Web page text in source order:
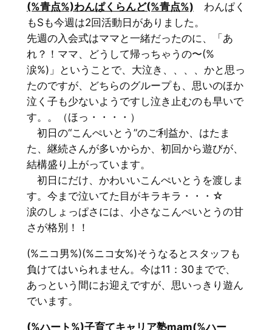
(%青点%)わんぱくらんど(%青点%) わんぱく
もSも今週は2回活動日がありました。
先週の入会式はママと一緒だったのに、「あ
れ？！ママ、どうして帰っちゃうの〜(%
涙%)」ということで、大泣き、、、、かと思っ
たのですが、どちらのグループも、思いのほか
泣く子も少ないようですし泣き止むのも早いで
す。。（ほっ・・・・）
初日の“こんぺいとう”のご利益か、はたま
た、継続さんが多いからか、初回から遊びが、
結構盛り上がっています。
初日にだけ、かわいいこんぺいとうを渡しま
す。今まで泣いてた目がキラキラ・・・☆
涙のしょっぱさには、小さなこんぺいとうの甘
さが格別！！
(%ニコ男%)(%ニコ女%)そうなるとスタッフも
負けてはいられません。今は11：30までで、
あっという間にお迎えですが、思いっきり遊ん
でいます。
(%ハート%)子育てキャリア塾mam(%ハー